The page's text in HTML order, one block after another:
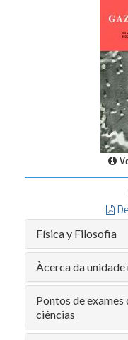
Física y Filosofia
Àcerca da
Pontos de
ciências